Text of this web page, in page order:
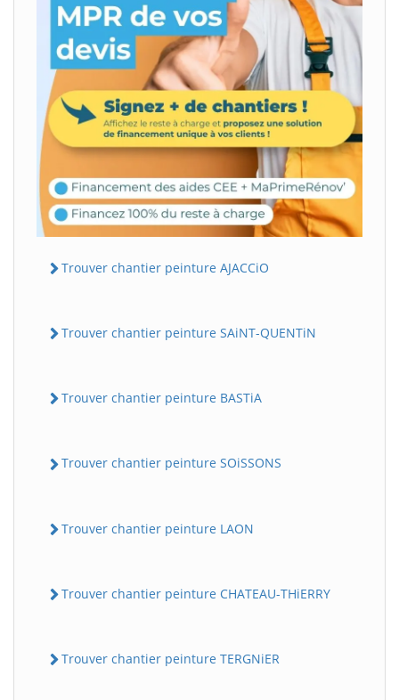
Trouver chantier peinture AJACCiO
Trouver chantier peinture SAiNT-QUENTiN
Trouver chantier peinture BASTiA
Trouver chantier peinture SOiSSONS
Trouver chantier peinture LAON
Trouver chantier peinture CHATEAU-THiERRY
Trouver chantier peinture TERGNiER